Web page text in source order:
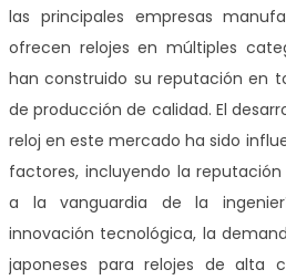
las principales empresas
ofrecen relojes en múltiples
han construido su reputación en
de producción de calidad. El
reloj en este mercado ha sido
factores, incluyendo la
a la vanguardia de la
innovación tecnológica, la
japoneses para relojes de alta